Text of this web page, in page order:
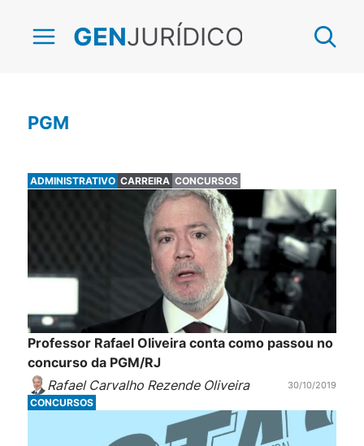
GENJURÍDICO
PGM
ADMINISTRATIVO CARREIRA CONCURSOS
Professor Rafael Oliveira conta como passou no
concurso da PGM/RJ
Rafael Carvalho Rezende Oliveira
30/10/2019
CONCURSOS